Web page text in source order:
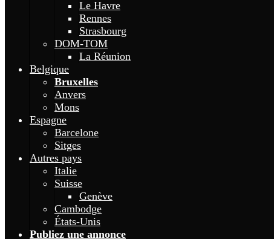
Le Havre
Rennes
Strasbourg
DOM-TOM
La Réunion
Belgique
Bruxelles
Anvers
Mons
Espagne
Barcelone
Sitges
Autres pays
Italie
Suisse
Genève
Cambodge
États-Unis
Publiez une annonce